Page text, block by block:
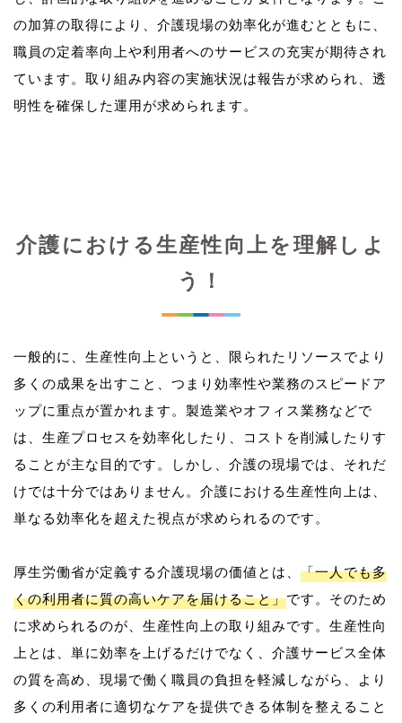
の加算の取得により、介護現場の効率化が進むとともに、
職員の定着率向上や利用者へのサービスの充実が期待され
ています。取り組み内容の実施状況は報告が求められ、透
介護における生産性向上を理解しよ
う！
一般的に、生産性向上というと、限られたリソースでより
多くの成果を出すこと、つまり効率性や業務のスピードア
ップに重点が置かれます。製造業やオフィス業務などで
は、生産プロセスを効率化したり、コストを削減したりす
ることが主な目的です。しかし、介護の現場では、それだ
けでは十分ではありません。介護における生産性向上は、
単なる効率化を超えた視点が求められるのです。
厚生労働省が定義する介護現場の価値とは、 「一人でも多
くの利用者に質の高いケアを届けること」です。そのため
に求められるのが、生産性向上の取り組みです。生産性向
上とは、単に効率を上げるだけでなく、介護サービス全体
の質を高め、現場で働く職員の負担を軽減しながら、より
多くの利用者に適切なケアを提供できる体制を整えること